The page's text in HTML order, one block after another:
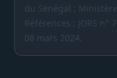
du Sénégal ;
Références : JORS
08 mars 2024.